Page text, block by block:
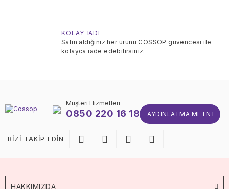
KOLAY İADE
Satın aldığınız her ürünü COSSOP güvencesi ile
kolayca iade edebilirsiniz.
Müşteri Hizmetleri
0850 220 16 18 AYDINLATMA METNI
BİZİ TAKİP EDİN
HAKKIMIZDA